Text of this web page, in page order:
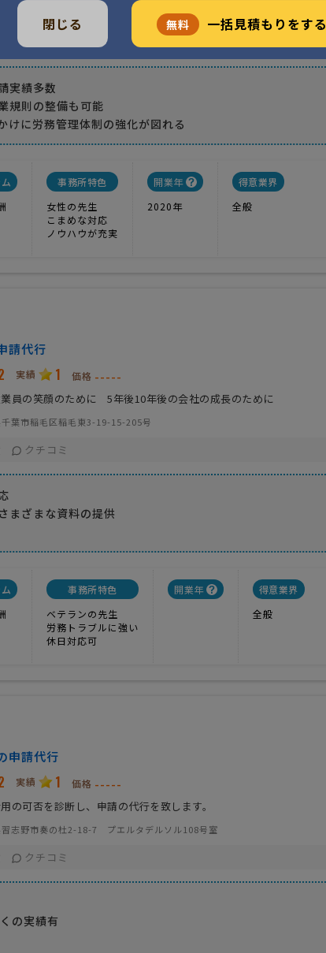
実績多数
規則の整備も可能
けに労務管理体制の強化が図れる
事務所特色
女性の先生
こまめな対応
ノウハウが充実
開業年
2020年
得意業界
全般
請代行
実績 1 価格 -----
員の笑顔のために 5年後10年後の会社の成長のために
千葉市稲毛区稲毛東3-19-15-205号
クチコミ
まざまな資料の提供
事務所特色
ベテランの先生
労務トラブルに強い
休日対応可
開業年
得意業界
全般
申請代行
実績 1 価格 -----
の可否を診断し、申請の代行を致します。
習志野市奏の杜2-18-7 プエルタデルソル108号室
クチコミ
の実績有
閉じる 無料 一括見積もりをする